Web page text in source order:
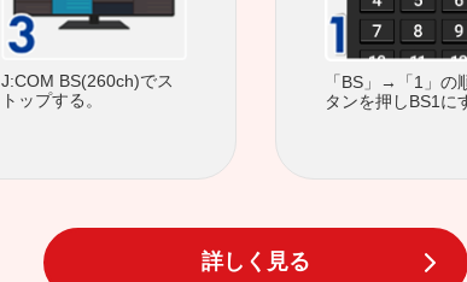
J:COM BS(260ch)でス
トップする。
「BS」→「1」の
タンを押しBS1に
詳しく見る